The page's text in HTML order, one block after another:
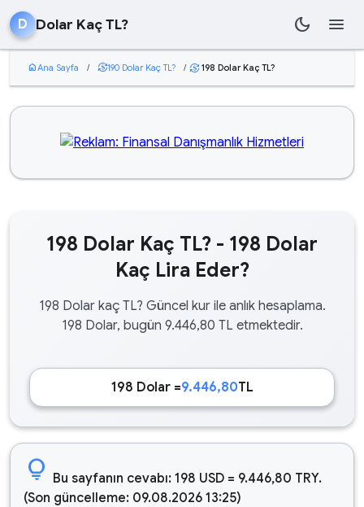
D Dolar Kaç TL? dark_mode menu
homeAna Sayfa / currency_exchange190 Dolar Kaç TL? / currency_exchange 198 Dolar Kaç TL?
198 Dolar Kaç TL? - 198 Dolar
Kaç Lira Eder?
198 Dolar kaç TL? Güncel kur ile anlık hesaplama.
198 Dolar, bugün 9.446,80 TL etmektedir.
198 Dolar =9.446,80TL
lightbulb Bu sayfanın cevabı: 198 USD = 9.446,80 TRY.
(Son güncelleme: 09.08.2026 13:25)